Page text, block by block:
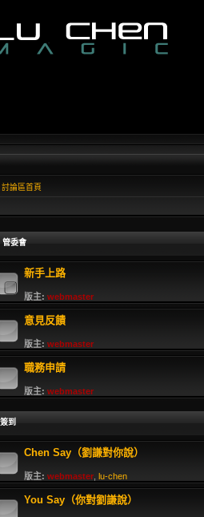
討論區首頁
管委會
新手上路
版主: webmaster
意見反饋
版主: webmaster
職務申請
版主: webmaster
到
Chen Say（劉謙對你說）
版主: webmaster lu-chen
You Say（你對劉謙說）